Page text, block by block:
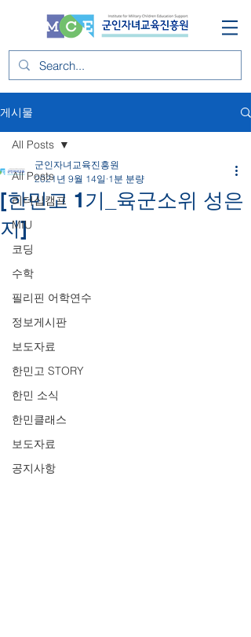
게시물
All Posts
리더십캠프
MIU
코딩
수학
필리핀 어학연수
정보게시판
보도자료
한민고 STORY
한민 소식
한민클래스
보도자료
공지사항
All Posts
[한민고 1기_육군소위 성은
지]
군인자녀교육진흥원
2021년 9월 14일 1분 분량